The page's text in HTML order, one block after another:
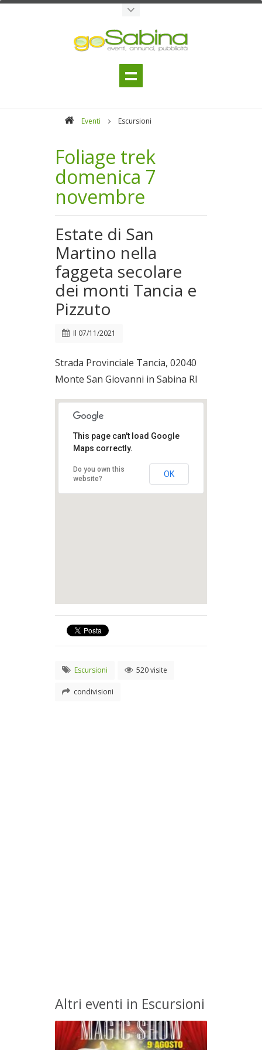
Eventi Escursioni
Foliage trek
domenica 7
novembre
Estate di San
Martino nella
faggeta secolare
dei monti Tancia e
Pizzuto
Il 07/11/2021
Strada Provinciale Tancia, 02040
Monte San Giovanni in Sabina RI
This page can't load Google
Maps correctly.
Do you own this
website?
OK
Escursioni 520 visite
condivisioni
Altri eventi in Escursioni